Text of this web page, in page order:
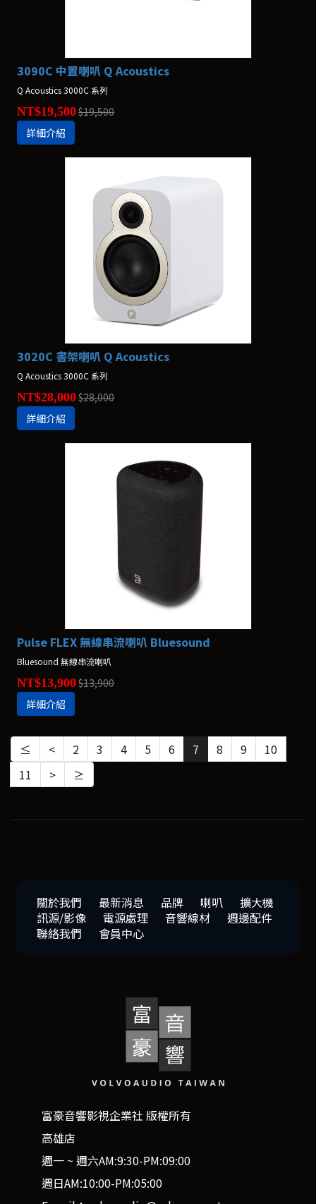
3090C 中置喇叭 Q Acoustics
Q Acoustics 3000C 系列
NT$19,500$19,500
詳細介紹
3020C 書架喇叭 Q Acoustics
Q Acoustics 3000C 系列
NT$28,000$28,000
詳細介紹
Pulse FLEX 無線串流喇叭 Bluesound
Bluesound 無線串流喇叭
NT$13,900$13,900
詳細介紹
≤ < 2 3 4 5 6 7 8 9
10
11
> ≥
關於我們 最新消息 品牌 喇叭
擴大機
訊源/影像
電源處理 音響線材
週邊配件
聯絡我們
會員中心
富豪音響影視企業社 版權所有
高雄店
週一 ~ 週六AM:9:30-PM:09:00
週日AM:10:00-PM:05:00